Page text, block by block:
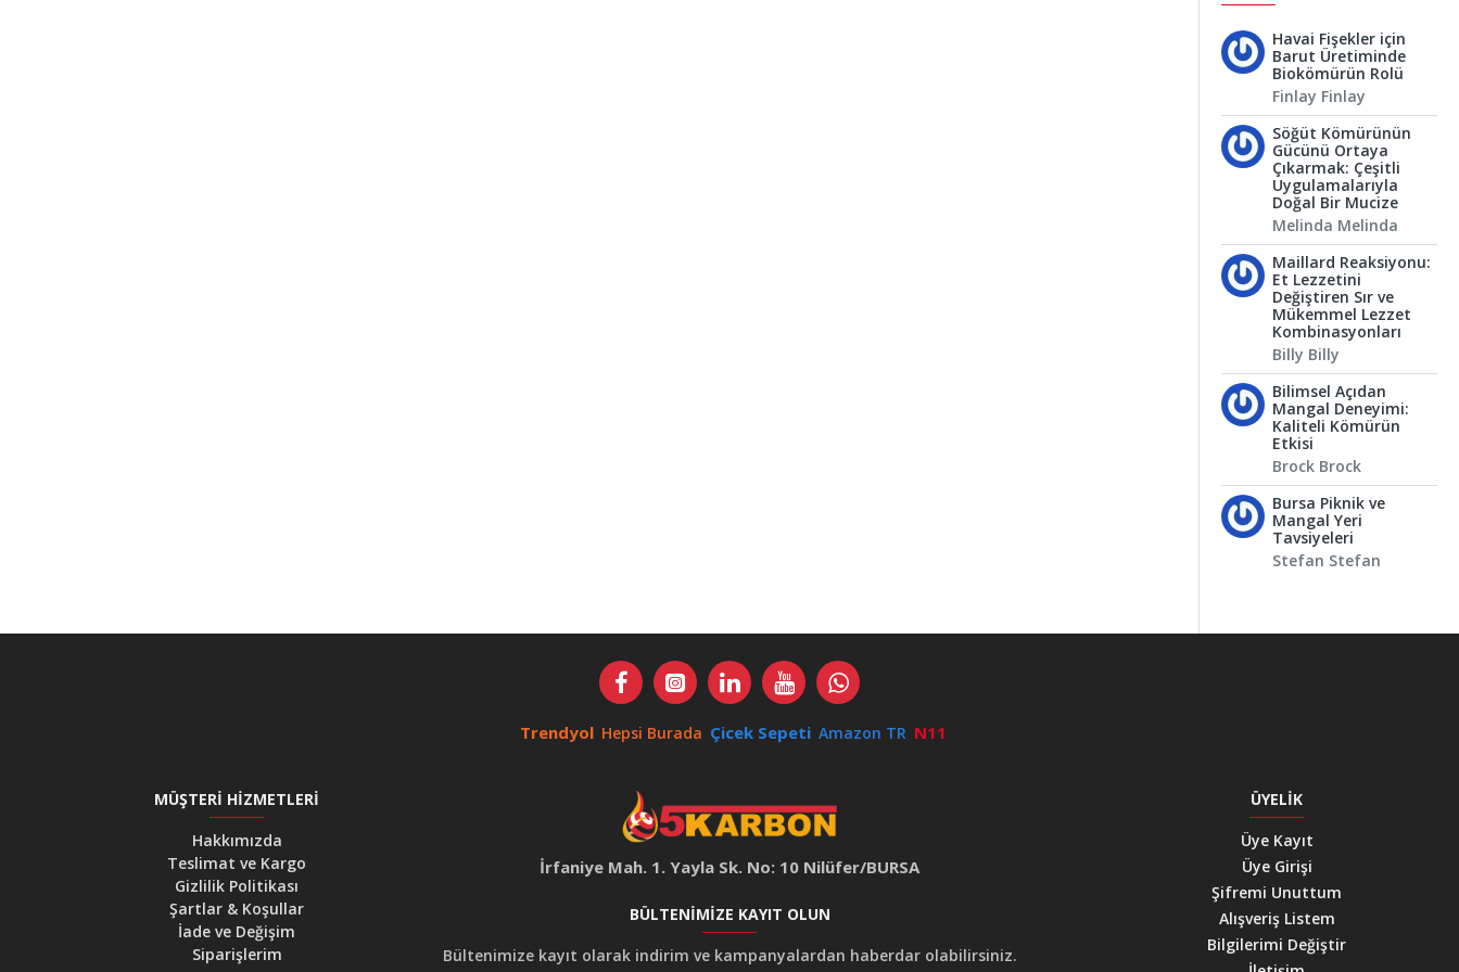
Havai Fişekler için
Barut Üretiminde
Biokömürün Rolü
Finlay Finlay
Söğüt Kömürünün
Gücünü Ortaya
Çıkarmak: Çeşitli
Uygulamalarıyla
Doğal Bir Mucize
Melinda Melinda
Maillard Reaksiyonu:
Et Lezzetini
Değiştiren Sır ve
Mükemmel Lezzet
Kombinasyonları
Billy Billy
Bilimsel Açıdan
Mangal Deneyimi:
Kaliteli Kömürün
Etkisi
Brock Brock
Bursa Piknik ve
Mangal Yeri
Tavsiyeleri
Stefan Stefan
Trendyol Hepsi Burada Çicek Sepeti Amazon TR N11
MÜŞTERI HIZMETLERI
Hakkımızda
Teslimat ve Kargo
Gizlilik Politikası
Şartlar & Koşullar
İade ve Değişim
Siparişlerim
İrfaniye Mah. 1. Yayla Sk. No: 10 Nilüfer/BURSA
BÜLTENIMIZE KAYIT OLUN
Bültenimize kayıt olarak indirim ve kampanyalardan haberdar olabilirsiniz.
ÜYELIK
Üye Kayıt
Üye Girişi
Şifremi Unuttum
Alışveriş Listem
Bilgilerimi Değiştir